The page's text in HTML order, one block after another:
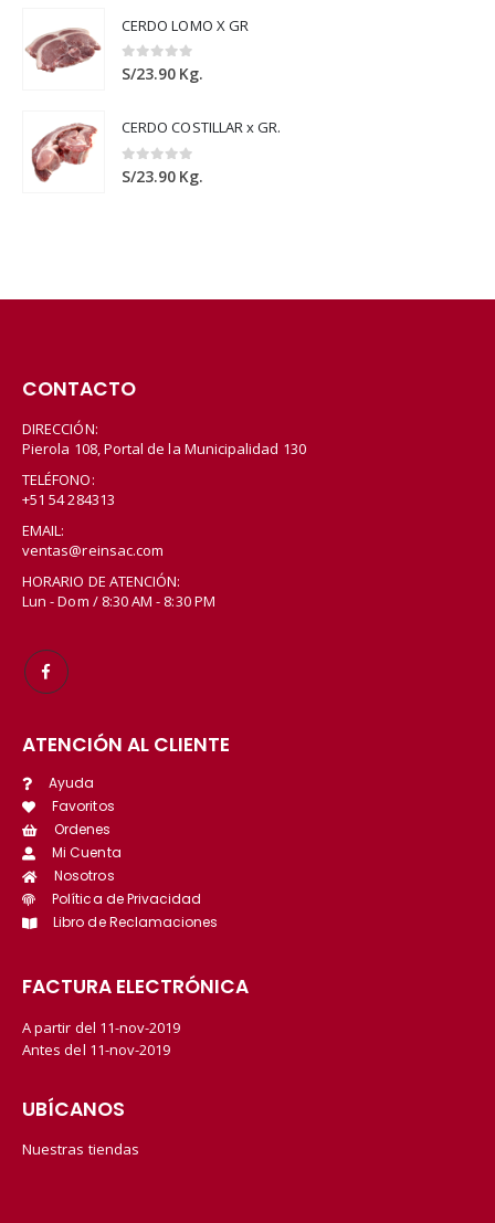
CERDO LOMO X GR
0out of 5
S/23.90 Kg.
CERDO COSTILLAR x GR.
0out of 5
S/23.90 Kg.
CONTACTO
DIRECCIÓN:
Pierola 108, Portal de la Municipalidad 130
TELÉFONO:
+51 54 284313
EMAIL:
ventas@reinsac.com
HORARIO DE ATENCIÓN:
Lun - Dom / 8:30 AM - 8:30 PM
ATENCIÓN AL CLIENTE
Ayuda
Favoritos
Ordenes
Mi Cuenta
Nosotros
Política de Privacidad
Libro de Reclamaciones
FACTURA ELECTRÓNICA
A partir del 11-nov-2019
Antes del 11-nov-2019
UBÍCANOS
Nuestras tiendas